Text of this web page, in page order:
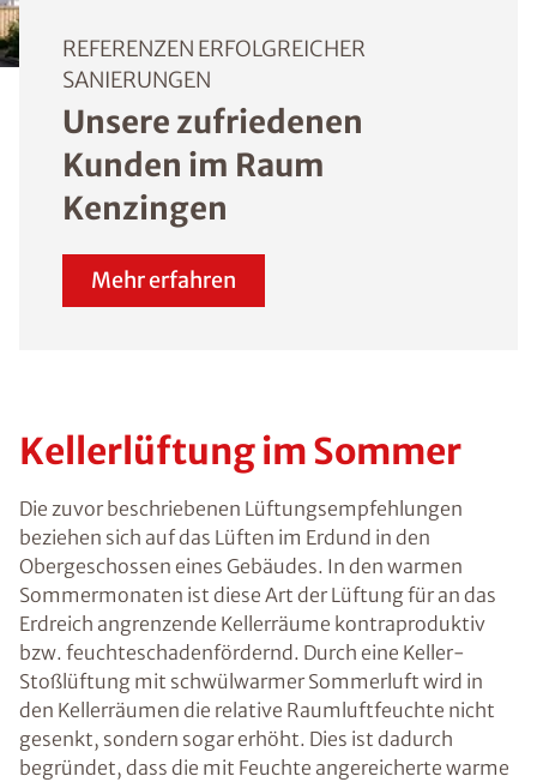
REFERENZEN ERFOLGREICHER
SANIERUNGEN
Unsere zufriedenen
Kunden im Raum
Kenzingen
Mehr erfahren
Kellerlüftung im Sommer
Die zuvor beschriebenen Lüftungsempfehlungen
beziehen sich auf das Lüften im Erdund in den
Obergeschossen eines Gebäudes. In den warmen
Sommermonaten ist diese Art der Lüftung für an das
Erdreich angrenzende Kellerräume kontraproduktiv
bzw. feuchteschadenfördernd. Durch eine Keller-
Stoßlüftung mit schwülwarmer Sommerluft wird in
den Kellerräumen die relative Raumluftfeuchte nicht
gesenkt, sondern sogar erhöht. Dies ist dadurch
begründet, dass die mit Feuchte angereicherte warme